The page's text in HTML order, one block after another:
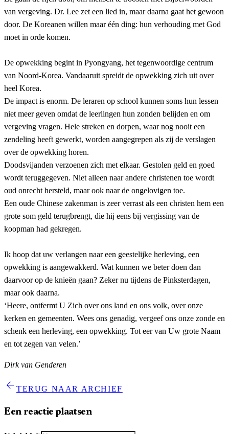
van vergeving. Dr. Lee zet een lied in, maar daarna gaat het gewoon
door. De Koreanen willen maar één ding: hun verhouding met God
moet in orde komen.
De opwekking begint in Pyongyang, het tegenwoordige centrum
van Noord-Korea. Vandaaruit spreidt de opwekking zich uit over
heel Korea.
De impact is enorm. De leraren op school kunnen soms hun lessen
niet meer geven omdat de leerlingen hun zonden belijden en om
vergeving vragen. Hele streken en dorpen, waar nog nooit een
zendeling heeft gewerkt, worden aangegrepen als zij de verslagen
over de opwekking horen.
Doodsvijanden verzoenen zich met elkaar. Gestolen geld en goed
wordt teruggegeven. Niet alleen naar andere christenen toe wordt
oud onrecht hersteld, maar ook naar de ongelovigen toe.
Een oude Chinese zakenman is zeer verrast als een christen hem een
grote som geld terugbrengt, die hij eens bij vergissing van de
koopman had gekregen.
Ik hoop dat uw verlangen naar een geestelijke herleving, een
opwekking is aangewakkerd. Wat kunnen we beter doen dan
daarvoor op de knieën gaan? Zeker nu tijdens de Pinksterdagen,
maar ook daarna.
‘Heere, ontfermt U Zich over ons land en ons volk, over onze
kerken en gemeenten. Wees ons genadig, vergeef ons onze zonde en
schenk een herleving, een opwekking. Tot eer van Uw grote Naam
en tot zegen van velen.’
Dirk van Genderen
arrow_back TERUG NAAR ARCHIEF
Een reactie plaatsen